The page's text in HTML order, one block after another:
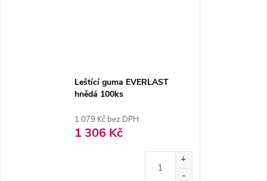
Leštící guma EVERLAST
hnědá 100ks
1 079 Kč bez DPH
1 306 Kč